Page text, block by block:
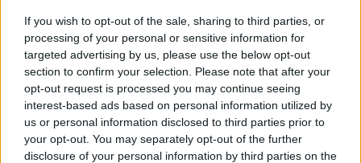
If you wish to opt-out of the sale, sharing to third parties, or
processing of your personal or sensitive information for
targeted advertising by us, please use the below opt-out
section to confirm your selection. Please note that after your
opt-out request is processed you may continue seeing
interest-based ads based on personal information utilized by
us or personal information disclosed to third parties prior to
your opt-out. You may separately opt-out of the further
disclosure of your personal information by third parties on the
Νεαρός στο λιμάνι του Πειραιά:
«Πάω διακοπές έναν μήνα» ‑ Η
απίθανη ατάκα στην κάμερα του
MEGA
ΧΤΕΣ
Η κάμερα της εκπομπής «Κοινωνία Ώρα
MEGA» κατέγραψε τη διασκεδαστική
στιγμή από το λιμάνι του Πειραιά, την
Παρασκευή 7 Αυγούστου.